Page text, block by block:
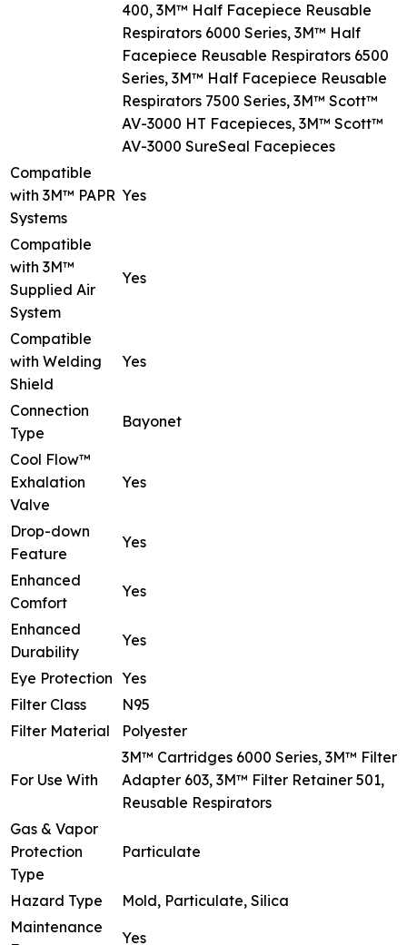
400, 3M™ Half Facepiece Reusable
Respirators 6000 Series, 3M™ Half
Facepiece Reusable Respirators 6500
Series, 3M™ Half Facepiece Reusable
Respirators 7500 Series, 3M™ Scott™
AV-3000 HT Facepieces, 3M™ Scott™
AV-3000 SureSeal Facepieces
Compatible
with 3M™ PAPR
Systems
Yes
Compatible
with 3M™
Supplied Air
System
Yes
Compatible
with Welding
Shield
Yes
Connection
Type
Bayonet
Cool Flow™
Exhalation
Valve
Yes
Drop-down
Feature
Yes
Enhanced
Comfort
Yes
Enhanced
Durability
Yes
Eye Protection Yes
Filter Class
N95
Filter Material
Polyester
For Use With
3M™ Cartridges 6000 Series, 3M™ Filter
Adapter 603, 3M™ Filter Retainer 501,
Reusable Respirators
Gas & Vapor
Protection
Type
Particulate
Hazard Type
Mold, Particulate, Silica
Maintenance
Yes